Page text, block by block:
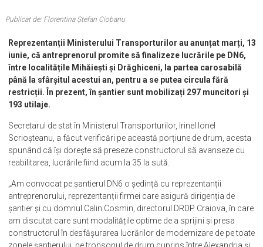
Publicat de: Florentina Ștefan Ciobanu
Reprezentanții Ministerului Transporturilor au anunțat marți, 13
iunie, că antreprenorul promite să finalizeze lucrările pe DN6,
între localitățile Mihăiești și Drăghiceni, la partea carosabilă
până la sfârșitul acestui an, pentru a se putea circula fără
restricții. În prezent, în șantier sunt mobilizați 297 muncitori și
193 utilaje.
Secretarul de stat în Ministerul Transporturilor, Irinel Ionel
Scrioșteanu, a făcut verificări pe această porțiune de drum, acesta
spunând că își dorește să preseze constructorul să avanseze cu
reabilitarea, lucrările fiind acum la 35 la sută.
„Am convocat pe șantierul DN6 o ședință cu reprezentanții
antreprenorului, reprezentanții firmei care asigură dirigenția de
șantier și cu domnul Calin Cosmin, directorul DRDP Craiova, în care
am discutat care sunt modalitățile optime de a sprijini și presa
constructorul în desfășurarea lucrărilor de modernizare de pe toate
zonele șantierului, pe tronsonul de drum cuprins între Alexandria și